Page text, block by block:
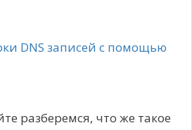
DNS записей с помощью
разберемся, что же такое